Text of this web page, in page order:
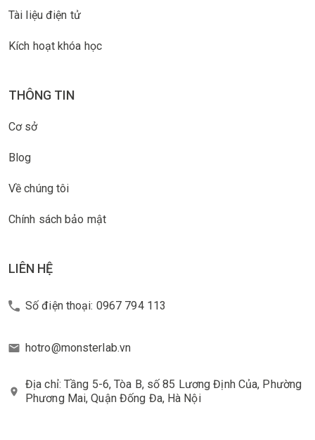
Tài liệu điện tử
Kích hoạt khóa học
THÔNG TIN
Cơ sở
Blog
Về chúng tôi
Chính sách bảo mật
LIÊN HỆ
Số điện thoại: 0967 794 113
hotro@monsterlab.vn
Địa chỉ: Tầng 5-6, Tòa B, số 85 Lương Định Của, Phường
Phương Mai, Quận Đống Đa, Hà Nội